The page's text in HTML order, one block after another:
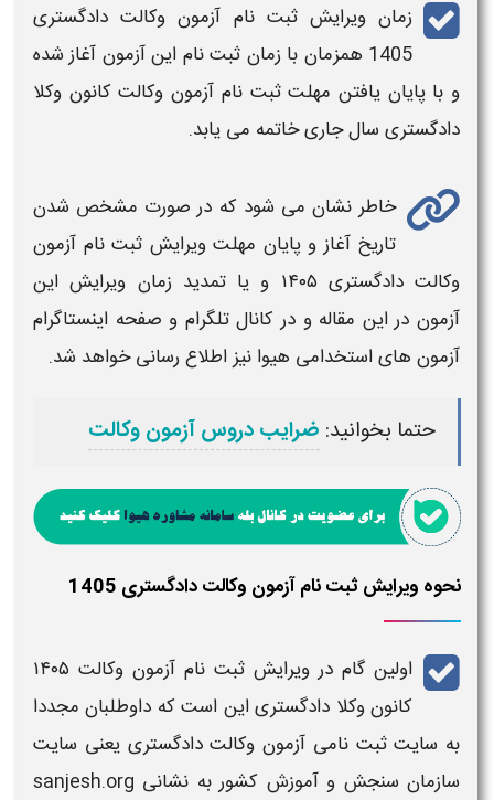
زمان ویرایش ثبت نام آزمون وکالت دادگستری
1405 همزمان با زمان ثبت نام اینآزمون آغاز شده
و با پایان یافتن مهلت ثبت نام آزمون وکالت کانون وکلا
دادگستری سالجاری خاتمه می یابد.
خاطر نشان می شود که در صورت مشخص شدن
تاریخ آغاز و پایان مهلت ویرایش ثبت نام آزمون
وکالت دادگستری ۱۴۰۵
و یا تمدید زمان ویرایشاین
آزمون در این مقاله و در کانال تلگرام و صفحه اینستاگرام
آزمون های استخدامی هیوا نیز اطلاع رسانی خواهد شد.
حتما بخوانید: ضرایب دروس آزمون وکالت
نحوه ویرایش ثبت نام آزمون وکالت دادگستری 1405
اولین گام در
ویرایش ثبت نام آزمون وکالت ۱۴۰۵
کانون وکلا دادگستریاین است که داوطلبان مجددا
به سایتثبت نامی آزمون وکالت دادگسترییعنی سایت
سازمان سنجش و آموزش کشور به نشانی sanjesh.org